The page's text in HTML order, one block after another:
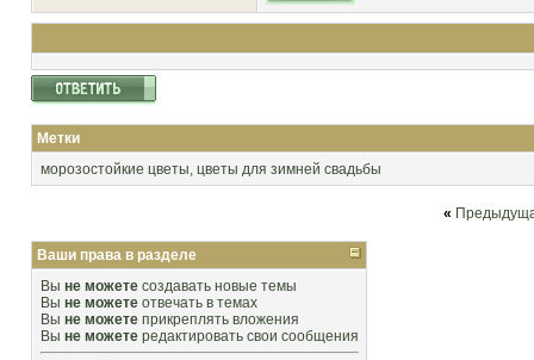
Метки
морозостойкие цветы, цветы для зимней свадьбы
«
Ваши права в разделе
Вы не можете создавать новые темы
Вы не можете отвечать в темах
Вы не можете прикреплять вложения
Вы не можете редактировать свои сообщения